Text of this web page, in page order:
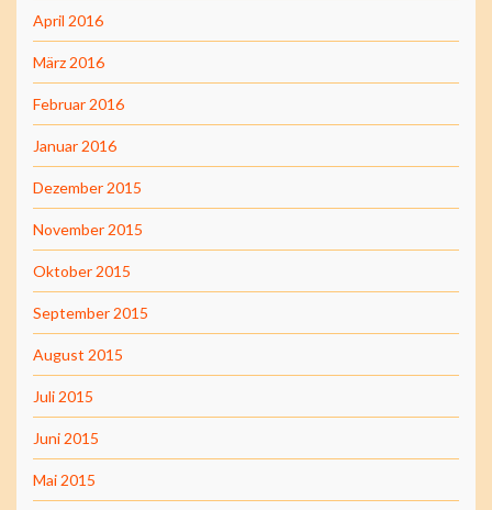
April 2016
März 2016
Februar 2016
Januar 2016
Dezember 2015
November 2015
Oktober 2015
September 2015
August 2015
Juli 2015
Juni 2015
Mai 2015